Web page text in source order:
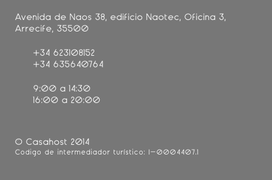
Avenida de Naos 38, edificio Naotec, Oficina 3,
Arrecife, 35500
+34 623108152
+34 635640764
9:00 a 14:30
16:00 a 20:00
© Casahost 2014
Código de intermediador turístico: I-0004407.1